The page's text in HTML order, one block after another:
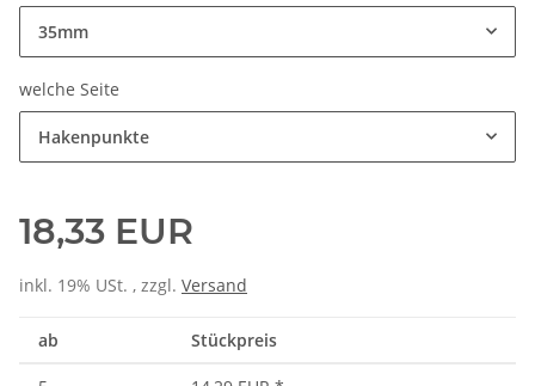
35mm
welche Seite
Hakenpunkte
18,33 EUR
inkl. 19% USt. , zzgl. Versand
ab Stückpreis